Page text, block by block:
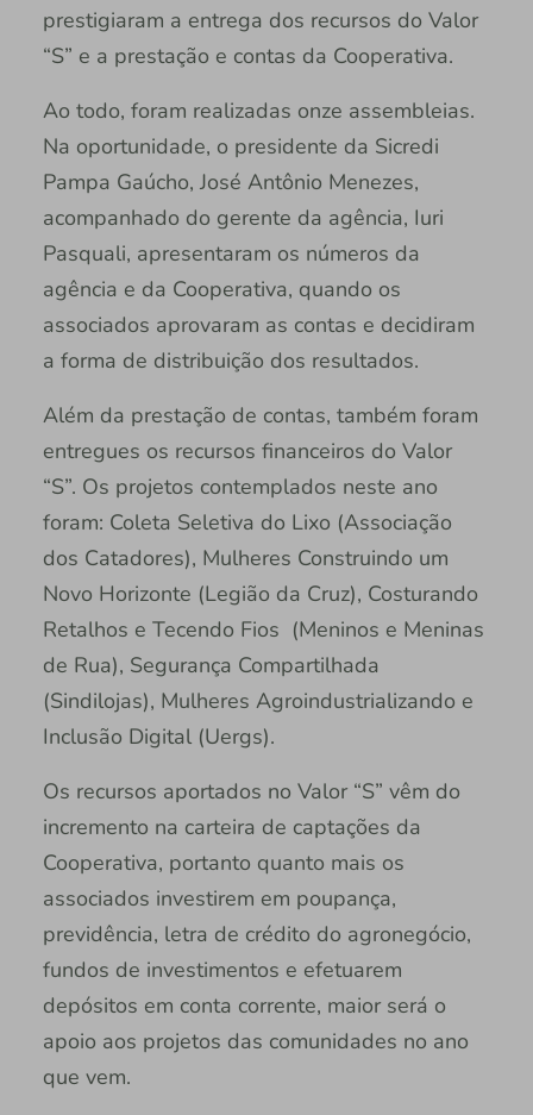
prestigiaram a entrega dos recursos do Valor
“S” e a prestação e contas da Cooperativa.
Ao todo, foram realizadas onze assembleias.
Na oportunidade, o presidente da Sicredi
Pampa Gaúcho, José Antônio Menezes,
acompanhado do gerente da agência, Iuri
Pasquali, apresentaram os números da
agência e da Cooperativa, quando os
associados aprovaram as contas e decidiram
a forma de distribuição dos resultados.
Além da prestação de contas, também foram
entregues os recursos financeiros do Valor
“S”. Os projetos contemplados neste ano
foram: Coleta Seletiva do Lixo (Associação
dos Catadores), Mulheres Construindo um
Novo Horizonte (Legião da Cruz), Costurando
Retalhos e Tecendo Fios (Meninos e Meninas
de Rua), Segurança Compartilhada
(Sindilojas), Mulheres Agroindustrializando e
Inclusão Digital (Uergs).
Os recursos aportados no Valor “S” vêm do
incremento na carteira de captações da
Cooperativa, portanto quanto mais os
associados investirem em poupança,
previdência, letra de crédito do agronegócio,
fundos de investimentos e efetuarem
depósitos em conta corrente, maior será o
apoio aos projetos das comunidades no ano
que vem.